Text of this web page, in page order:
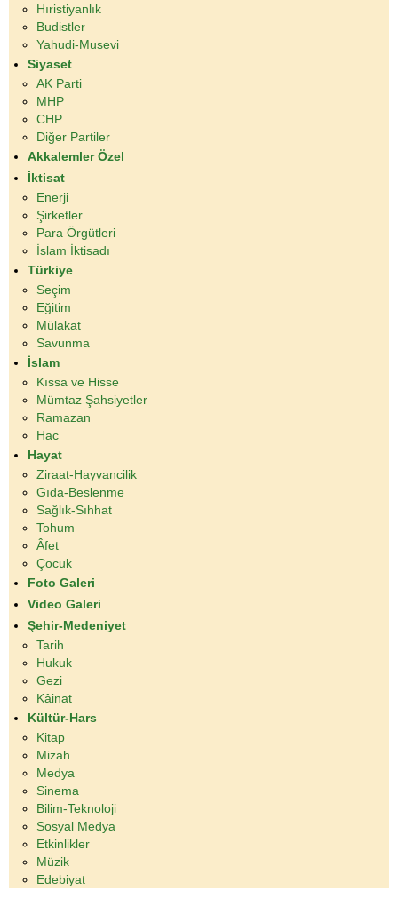
Hıristiyanlık
Budistler
Yahudi-Musevi
Siyaset
AK Parti
MHP
CHP
Diğer Partiler
Akkalemler Özel
İktisat
Enerji
Şirketler
Para Örgütleri
İslam İktisadı
Türkiye
Seçim
Eğitim
Mülakat
Savunma
İslam
Kıssa ve Hisse
Mümtaz Şahsiyetler
Ramazan
Hac
Hayat
Ziraat-Hayvancilik
Gıda-Beslenme
Sağlık-Sıhhat
Tohum
Âfet
Çocuk
Foto Galeri
Video Galeri
Şehir-Medeniyet
Tarih
Hukuk
Gezi
Kâinat
Kültür-Hars
Kitap
Mizah
Medya
Sinema
Bilim-Teknoloji
Sosyal Medya
Etkinlikler
Müzik
Edebiyat